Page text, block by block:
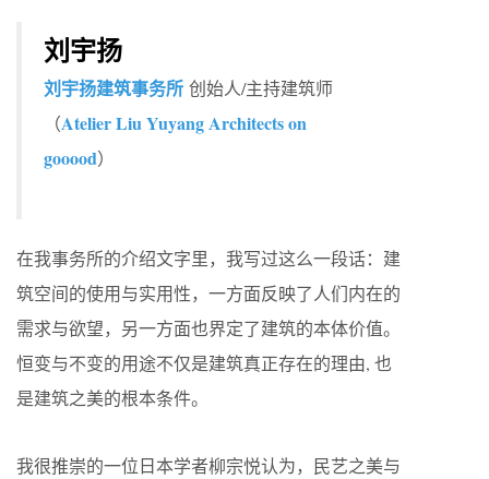
刘宇扬
刘宇扬建筑事务所 创始人/主持建筑师
（Atelier Liu Yuyang Architects on
gooood）
在我事务所的介绍文字里，我写过这么一段话：建
筑空间的使用与实用性，一方面反映了人们内在的
需求与欲望，另一方面也界定了建筑的本体价值。
恒变与不变的用途不仅是建筑真正存在的理由, 也
是建筑之美的根本条件。
我很推崇的一位日本学者柳宗悦认为，民艺之美与